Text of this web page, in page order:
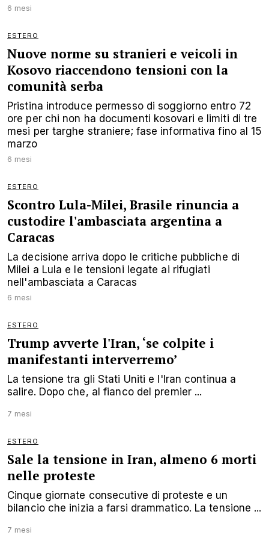
6 mesi
ESTERO
Nuove norme su stranieri e veicoli in
Kosovo riaccendono tensioni con la
comunità serba
Pristina introduce permesso di soggiorno entro 72
ore per chi non ha documenti kosovari e limiti di tre
mesi per targhe straniere; fase informativa fino al 15
marzo
6 mesi
ESTERO
Scontro Lula-Milei, Brasile rinuncia a
custodire l'ambasciata argentina a
Caracas
La decisione arriva dopo le critiche pubbliche di
Milei a Lula e le tensioni legate ai rifugiati
nell'ambasciata a Caracas
6 mesi
ESTERO
Trump avverte l'Iran, ‘se colpite i
manifestanti interverremo’
La tensione tra gli Stati Uniti e l'Iran continua a
salire. Dopo che, al fianco del premier ...
7 mesi
ESTERO
Sale la tensione in Iran, almeno 6 morti
nelle proteste
Cinque giornate consecutive di proteste e un
bilancio che inizia a farsi drammatico. La tensione ...
7 mesi